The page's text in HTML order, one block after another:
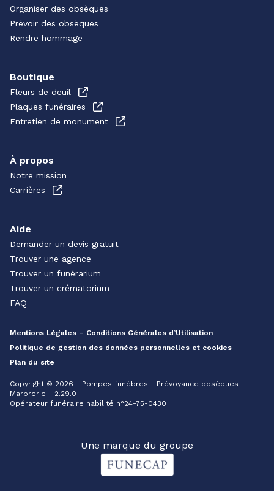
Organiser des obsèques
Prévoir des obsèques
Rendre hommage
Boutique
Fleurs de deuil
Plaques funéraires
Entretien de monument
À propos
Notre mission
Carrières
Aide
Demander un devis gratuit
Trouver une agence
Trouver un funérarium
Trouver un crématorium
FAQ
Mentions Légales – Conditions Générales d’Utilisation
Politique de gestion des données personnelles et cookies
Plan du site
Copyright © 2026 - Pompes funèbres - Prévoyance obsèques -
Marbrerie - 2.29.0
Opérateur funéraire habilité n°24-75-0430
Une marque du groupe